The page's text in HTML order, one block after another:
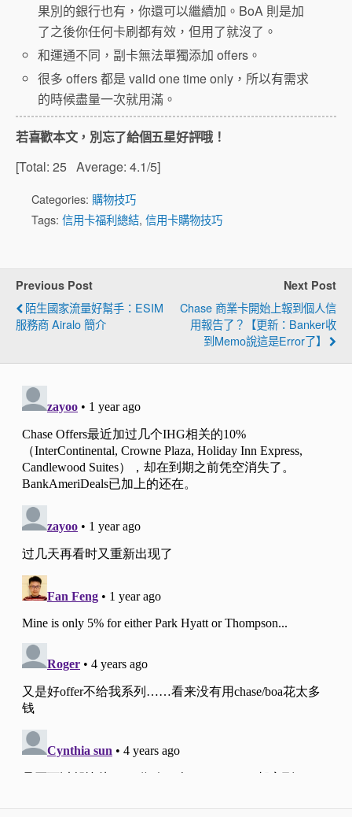
果別的銀行也有，你還可以繼續加。BoA 則是加
了之後你任何卡刷都有效，但用了就沒了。
和運通不同，副卡無法單獨添加 offers。
很多 offers 都是 valid one time only，所以有需求
的時候盡量一次就用滿。
若喜歡本文，別忘了給個五星好評哦！
[Total: 25 Average: 4.1/5]
Categories: 購物技巧
Tags: 信用卡福利總結, 信用卡購物技巧
Previous Post
陌生國家流量好幫手：eSIM
服務商 Airalo 簡介
Next Post
Chase 商業卡開始上報到個人信
用報告了？【更新：Banker收
到memo說這是error了】